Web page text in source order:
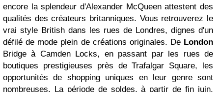
encore la splendeur d'Alexander McQueen attestent des
qualités des créateurs britanniques. Vous retrouverez le
vrai style British dans les rues de Londres, dignes d'un
défilé de mode plein de créations originales. De London
Bridge à Camden Locks, en passant par les rues de
boutiques prestigieuses près de Trafalgar Square, les
opportunités de shopping uniques en leur genre sont
nombreuses. La période de soldes, à partir de fin juin,